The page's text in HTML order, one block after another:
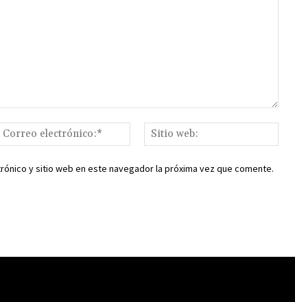
Correo
electrónico:*
web:
y sitio web en este navegador la próxima vez que comente.